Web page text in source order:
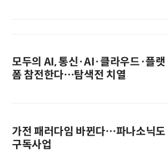
모두의 AI, 통신·AI·클라우드·플랫
폼 참전한다…탐색전 치열
가전 패러다임 바뀐다…파나소닉도
구독사업